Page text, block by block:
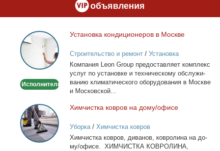
объявления
Установка
кондиционеров
в
Москве
Исполнитель
Уста­нов­ка кон­ди­ци­о­не­ров в Москве
Строительство и ремонт/ Установка
кондиционеров
Ком­па­ния Leon Group предо­став­ля­ет ком­плекс
услуг по уста­нов­ке и тех­ни­че­ско­му об­слу­жи­
ва­нию кли­ма­ти­че­ско­го обо­ру­до­ва­ния в Москве
и Мос­ков­ской...
Химчистка
ковров
на
дому/
Хим­чист­ка ков­ров на до­му/офи­се
Уборка/ Химчистка ковров
Хим­чист­ка ков­ров, ди­ва­нов, ков­ро­ли­на на до­
му/офи­се. ХИМЧИСТКА КОВРОЛИНА,